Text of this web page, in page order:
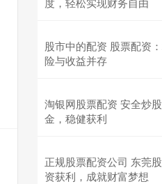
股市中的配资 股票配资
险与收益并存
淘银网股票配资 安全炒
金，稳健获利
正规股票配资公司 东莞
资获利，成就财富梦想